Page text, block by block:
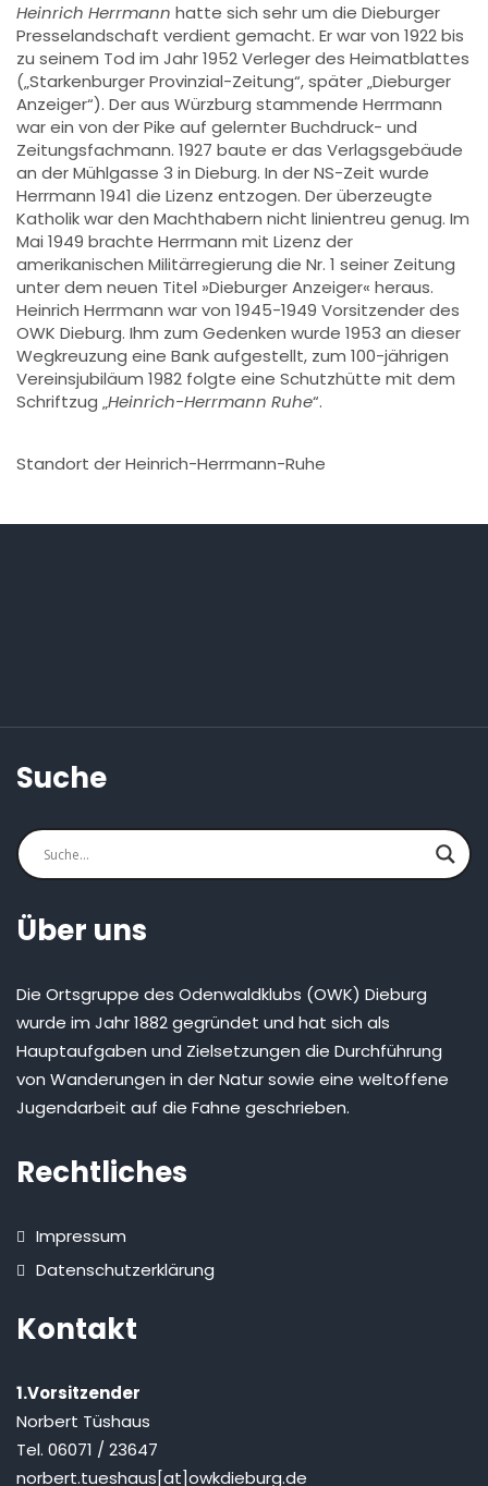
Heinrich Herrmann hatte sich sehr um die Dieburger
Presselandschaft verdient gemacht. Er war von 1922 bis
zu seinem Tod im Jahr 1952 Verleger des Heimatblattes
(„Starkenburger Provinzial-Zeitung“, später „Dieburger
Anzeiger“). Der aus Würzburg stammende Herrmann
war ein von der Pike auf gelernter Buchdruck- und
Zeitungsfachmann. 1927 baute er das Verlagsgebäude
an der Mühlgasse 3 in Dieburg. In der NS-Zeit wurde
Herrmann 1941 die Lizenz entzogen. Der überzeugte
Katholik war den Machthabern nicht linientreu genug. Im
Mai 1949 brachte Herrmann mit Lizenz der
amerikanischen Militärregierung die Nr. 1 seiner Zeitung
unter dem neuen Titel »Dieburger Anzeiger« heraus.
Heinrich Herrmann war von 1945-1949 Vorsitzender des
OWK Dieburg. Ihm zum Gedenken wurde 1953 an dieser
Wegkreuzung eine Bank aufgestellt, zum 100-jährigen
Vereinsjubiläum 1982 folgte eine Schutzhütte mit dem
Schriftzug „Heinrich-Herrmann Ruhe“.
Standort der Heinrich-Herrmann-Ruhe
Suche
Über uns
Die Ortsgruppe des Odenwaldklubs (OWK) Dieburg
wurde im Jahr 1882 gegründet und hat sich als
Hauptaufgaben und Zielsetzungen die Durchführung
von Wanderungen in der Natur sowie eine weltoffene
Jugendarbeit auf die Fahne geschrieben.
Rechtliches
Impressum
Datenschutzerklärung
Kontakt
1.Vorsitzender
Norbert Tüshaus
Tel. 06071 / 23647
norbert.tueshaus[at]owkdieburg.de